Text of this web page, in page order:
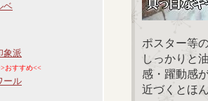
ベ
象派
おすすめ<<
ール
ポスター等
しっかりと
感・躍動感
近づくとほ